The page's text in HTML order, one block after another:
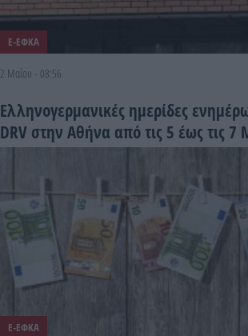
E-ΕΦΚΑ
2 Μαΐου - 08:56
Ελληνογερμανικές ημερίδες
DRV στην Αθήνα από τις 5 έως τις 7
E-ΕΦΚΑ